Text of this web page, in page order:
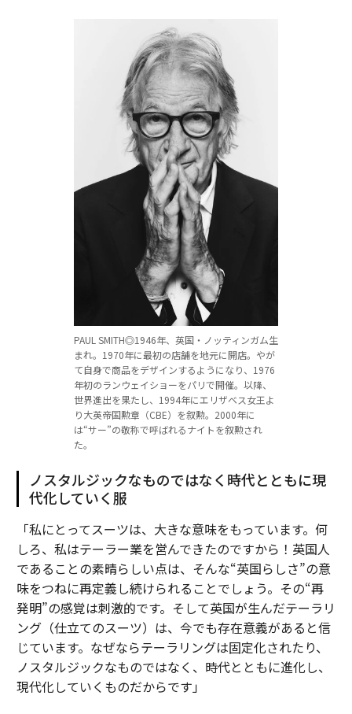
PAUL SMITH◎1946年、英国・ノッティンガム生
まれ。1970年に最初の店舗を地元に開店。やが
て自身で商品をデザインするようになり、1976
年初のランウェイショーをパリで開催。以降、
世界進出を果たし、1994年にエリザベス女王よ
り大英帝国勲章（CBE）を叙勲。2000年に
は“サー”の敬称で呼ばれるナイトを叙勲され
た。
ノスタルジックなものではなく時代とともに現
代化していく服
「私にとってスーツは、大きな意味をもっています。何
しろ、私はテーラー業を営んできたのですから！英国人
であることの素晴らしい点は、そんな“英国らしさ”の意
味をつねに再定義し続けられることでしょう。その“再
発明”の感覚は刺激的です。そして英国が生んだテーラリ
ング（仕立てのスーツ）は、今でも存在意義があると信
じています。なぜならテーラリングは固定化されたり、
ノスタルジックなものではなく、時代とともに進化し、
現代化していくものだからです」